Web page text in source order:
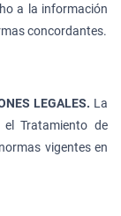
a la información
concordantes.
LEGALES. La
Tratamiento de
vigentes en